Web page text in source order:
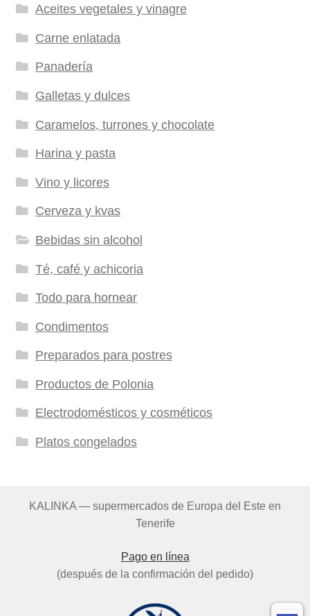
Aceites vegetales y vinagre
Carne enlatada
Panadería
Galletas y dulces
Caramelos, turrones y chocolate
Harina y pasta
Vino y licores
Cerveza y kvas
Bebidas sin alcohol
Té, café y achicoria
Todo para hornear
Condimentos
Preparados para postres
Productos de Polonia
Electrodomésticos y cosméticos
Platos congelados
KALINKA — supermercados de Europa del Este en
Tenerife
Pago en línea
(después de la confirmación del pedido)